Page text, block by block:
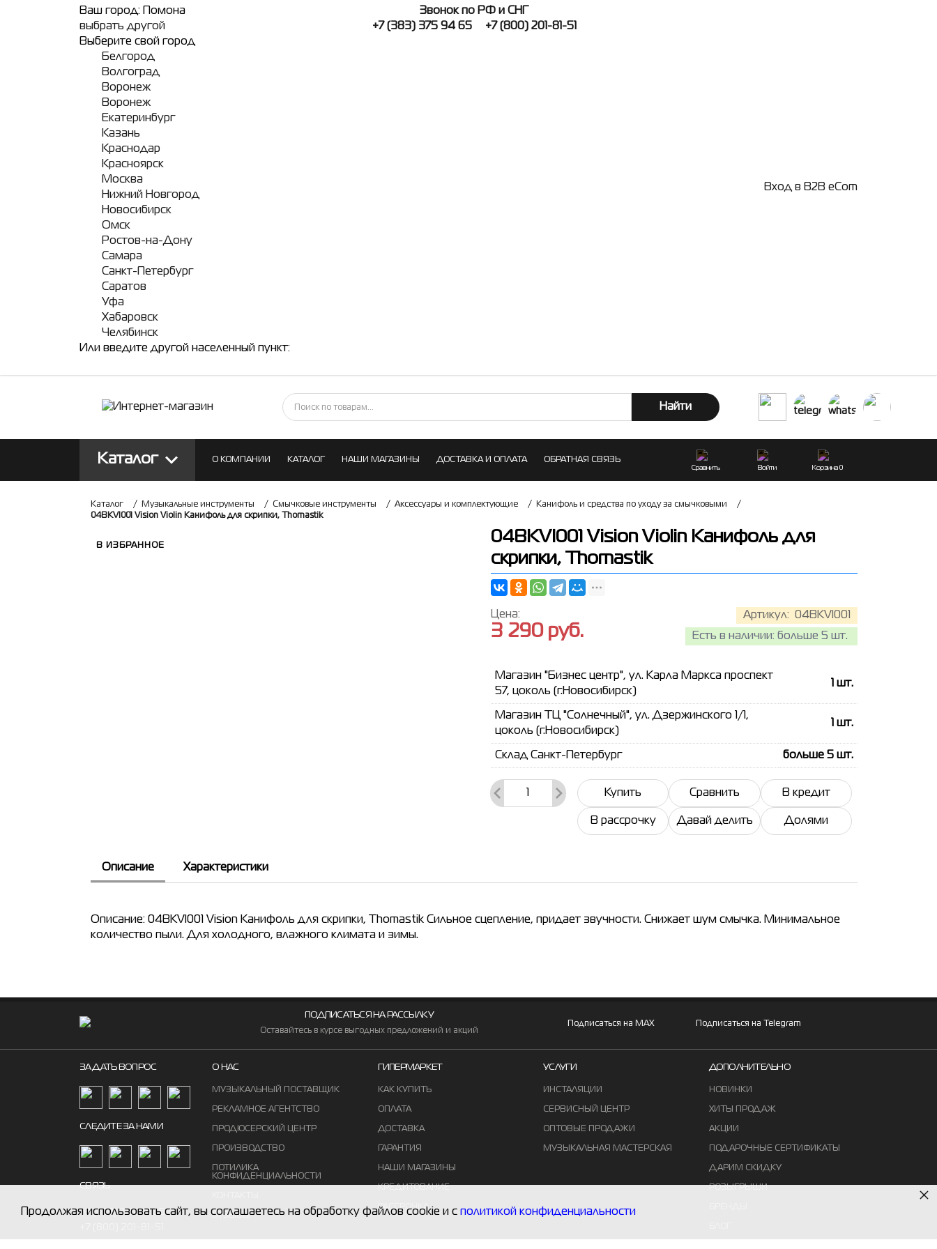
Ваш город:
Помона
выбрать другой
Выберите свой город
Белгород
Волгоград
Воронеж
Воронеж
Екатеринбург
Казань
Краснодар
Красноярск
Москва
Нижний Новгород
Новосибирск
Омск
Ростов-на-Дону
Самара
Санкт-Петербург
Саратов
Уфа
Хабаровск
Челябинск
Или введите другой населенный пункт:
Звонок по РФ и СНГ
+7 (383) 375 94 65
+7 (800) 201-81-51
Вход в B2B eCom
Найти
Каталог О КОМПАНИИ КАТАЛОГ НАШИ МАГАЗИНЫ ДОСТАВКА И ОПЛАТА ОБРАТНАЯ СВЯЗЬ
КОНТАКТЫ БЛОГ
Сравнить Войти Корзина 0
Каталог / Музыкальные инструменты / Смычковые инструменты / Аксессуары и комплектующие / Канифоль и средства по уходу за смычковыми
/
04BKVI001 Vision Violin Канифоль для скрипки, Thomastik
В ИЗБРАННОЕ
04BKVI001 Vision Violin Канифоль для
скрипки, Thomastik
Артикул: 04BKVI001
Есть в наличии: больше 5 шт.
Цена:
3 290 руб.
Магазин "Бизнес центр", ул. Карла Маркса проспект
57, цоколь (г.Новосибирск)
шт.
Магазин ТЦ "Солнечный", ул. Дзержинского 1/1,
цоколь (г.Новосибирск)
шт.
Склад Санкт-Петербург больше 5 шт.
Купить Сравнить В кредит
В рассрочку Давай делить Долями
Описание Характеристики
Описание: 04BKVI001 Vision Канифоль для скрипки, Thomastik Сильное сцепление, придает звучности. Снижает шум смычка. Минимальное
количество пыли. Для холодного, влажного климата и зимы.
ПОДПИСАТЬСЯ НА РАССЫЛКУ
Оставайтесь в курсе выгодных предложений и акций
Подписаться на MAX Подписаться на Telegram
ЗАДАТЬ ВОПРОС
СЛЕДИТЕ ЗА НАМИ
СВЯЗЬ
+7 (383) 375 94 65
О НАС
МУЗЫКАЛЬНЫЙ ПОСТАВЩИК
РЕКЛАМНОЕ АГЕНТСТВО
ПРОДЮСЕРСКИЙ ЦЕНТР
ПРОИЗВОДСТВО
ПОТИЛИКА
КОНФИДЕНЦИАЛЬНОСТИ
ОТЗЫВЫ
ГИПЕРМАРКЕТ
КАК КУПИТЬ
ОПЛАТА
ДОСТАВКА
ГАРАНТИЯ
НАШИ МАГАЗИНЫ
РАССРОЧКА
УСЛУГИ
ИНСТАЛЯЦИИ
СЕРВИСНЫЙ ЦЕНТР
ОПТОВЫЕ ПРОДАЖИ
МУЗЫКАЛЬНАЯ МАСТЕРСКАЯ
ДОПОЛНИТЕЛЬНО
НОВИНКИ
ХИТЫ ПРОДАЖ
АКЦИИ
ПОДАРОЧНЫЕ СЕРТИФИКАТЫ
ДАРИМ СКИДКУ
Продолжая использовать сайт, вы соглашаетесь на обработку файлов cookie и с политикой конфиденциальности
×